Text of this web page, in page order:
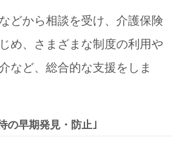
どから相談を受け、介護保険
め、さまざまな制度の利用や
など、総合的な支援をしま
の早期発見・防止｣